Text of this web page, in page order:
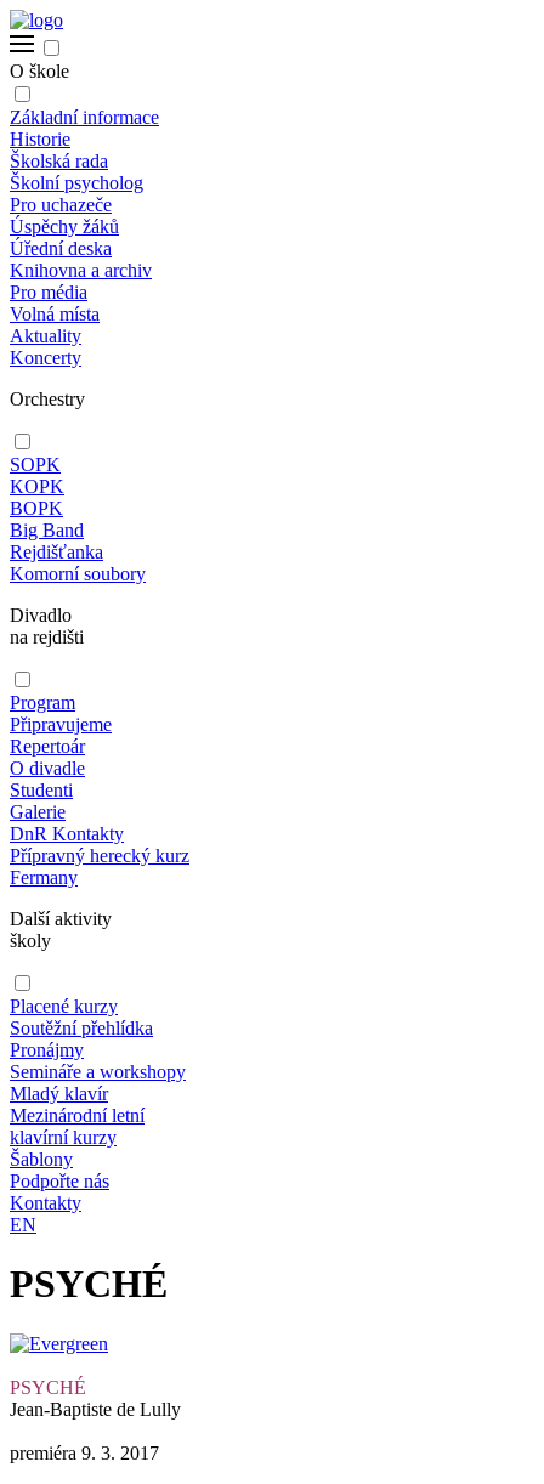
O škole
Základní informace
Historie
Školská rada
Školní psycholog
Pro uchazeče
Úspěchy žáků
Úřední deska
Knihovna a archiv
Pro média
Volná místa
Aktuality
Koncerty
Orchestry
SOPK
KOPK
BOPK
Big Band
Rejdišťanka
Komorní soubory
Divadlo
na rejdišti
Program
Připravujeme
Repertoár
O divadle
Studenti
Galerie
DnR Kontakty
Přípravný herecký kurz
Fermany
Další aktivity
školy
Placené kurzy
Soutěžní přehlídka
Pronájmy
Semináře a workshopy
Mladý klavír
Mezinárodní letní
klavírní kurzy
Šablony
Podpořte nás
Kontakty
EN
PSYCHÉ
PSYCHÉ
Jean-Baptiste de Lully
premiéra 9. 3. 2017